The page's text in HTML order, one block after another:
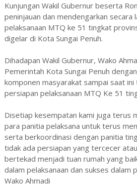
Kunjungan Wakil Gubernur beserta
peninjauan dan mendengarkan secara
pelaksanaan MTQ ke 51 tingkat
digelar di Kota Sungai Penuh.
Dihadapan Wakil Gubernur, Wako
Pemerintah Kota Sungai Penuh
komponen masyarakat sampai saat
persiapan pelaksanaan MTQ Ke 51
Disetiap kesempatan kami juga terus
para panitia pelaksana untuk terus
serta berkoordinasi dengan panitia
tidak ada persiapan yang tercecer
bertekad menjadi tuan rumah yang
dalam pelaksanaan dan sukses dalam
Wako Ahmadi